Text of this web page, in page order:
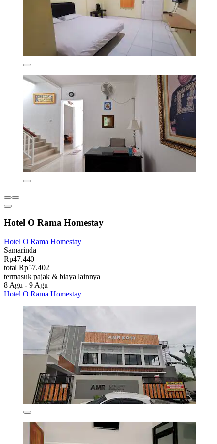
Hotel O Rama Homestay
Hotel O Rama Homestay
Samarinda
Rp47.440
total Rp57.402
termasuk pajak & biaya lainnya
8 Agu - 9 Agu
Hotel O Rama Homestay